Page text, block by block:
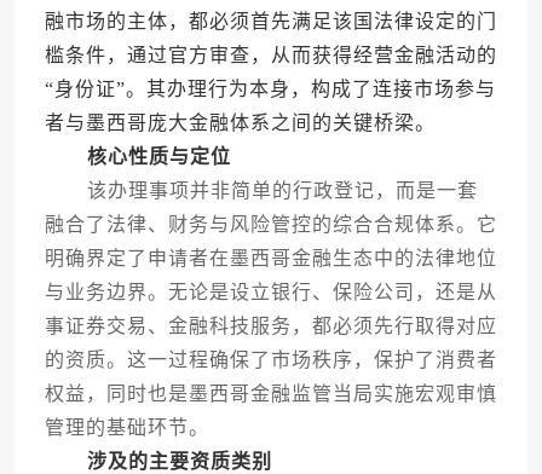
融市场的主体，都必须首先满足该国法律设定的门
槛条件，通过官方审查，从而获得经营金融活动的
“身份证”。其办理行为本身，构成了连接市场参与
者与墨西哥庞大金融体系之间的关键桥梁。
核心性质与定位
该办理事项并非简单的行政登记，而是一套
融合了法律、财务与风险管控的综合合规体系。它
明确界定了申请者在墨西哥金融生态中的法律地位
与业务边界。无论是设立银行、保险公司，还是从
事证券交易、金融科技服务，都必须先行取得对应
的资质。这一过程确保了市场秩序，保护了消费者
权益，同时也是墨西哥金融监管当局实施宏观审慎
管理的基础环节。
涉及的主要资质类别